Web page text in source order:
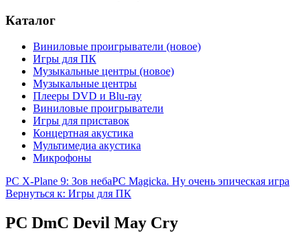
Каталог
Виниловые проигрыватели (новое)
Игры для ПК
Музыкальные центры (новое)
Музыкальные центры
Плееры DVD и Blu-ray
Виниловые проигрыватели
Игры для приставок
Концертная акустика
Мультимедиа акустика
Микрофоны
PC X-Plane 9: Зов небаPC Magicka. Ну очень эпическая игра
Вернуться к: Игры для ПК
PC DmC Devil May Cry